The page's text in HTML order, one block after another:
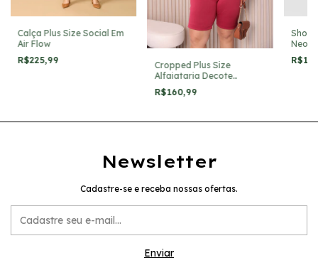
Calça Plus Size Social Em
Air Flow
R$225,99
Cropped Plus Size
Alfaiataria Decote
Coração
R$160,99
Short
Newsletter
Cadastre-se e receba nossas ofertas.